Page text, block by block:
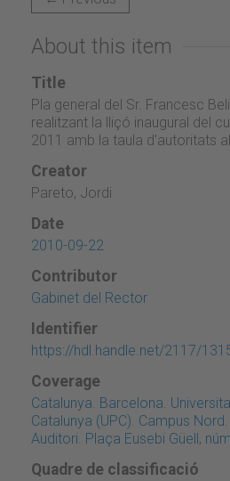
About this item
Title
Pla general del Sr. Francesc
realitzant la lliçó inaugural del
2011 amb la taula d'autoritats
Creator
Pareto, Jordi
Date
2010-09-22
Contributor
Gabinet del Rector
Identifier
https://hdl.handle.net/2117/
Coverage
Catalunya. Barcelona.
Catalunya (UPC). Campus
Auditori. Plaça Eusebi Güell,
Quadre de classificació